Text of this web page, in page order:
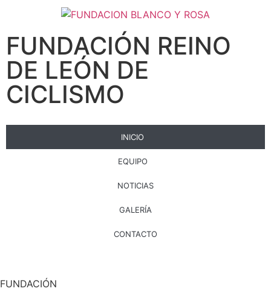
FUNDACIÓN REINO
DE LEÓN DE
CICLISMO
INICIO
EQUIPO
NOTICIAS
GALERÍA
CONTACTO
FUNDACIÓN